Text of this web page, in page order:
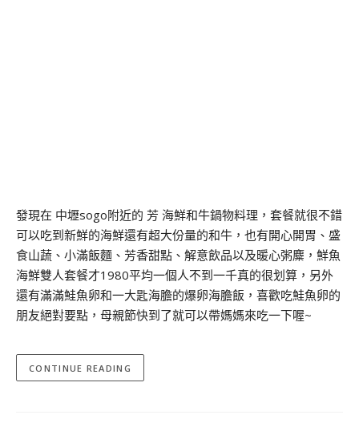
發現在 中壢sogo附近的 芳 海鮮和牛鍋物料理，套餐就很不錯
可以吃到新鮮的海鮮還有超大份量的和牛，也有開心開胃、盛
食山蔬、小滿飯麵、芳香甜點、解意飲品以及暖心粥麋，鮮魚
海鮮雙人套餐才1980平均一個人不到一千真的很划算，另外
還有滿滿鮭魚卵和一大匙海膽的爆卵海膽飯，喜歡吃鮭魚卵的
朋友絕對要點，母親節快到了就可以帶媽媽來吃一下喔~
CONTINUE READING